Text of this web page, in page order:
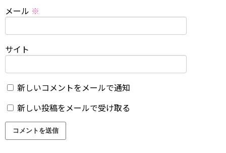
メール ※
サイト
新しいコメントをメールで通知
新しい投稿をメールで受け取る